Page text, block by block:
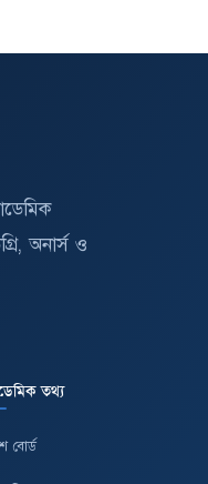
অনার্স ও
তথ্য
বোর্ড